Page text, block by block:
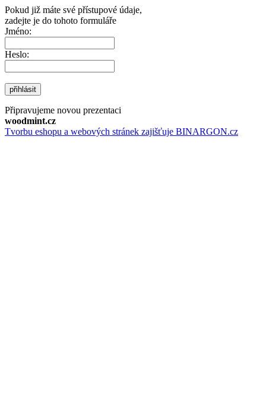
Pokud již máte své přístupové údaje,
zadejte je do tohoto formuláře
Jméno:
Heslo:
přihlásit
Připravujeme novou prezentaci
woodmint.cz
Tvorbu eshopu a webových stránek zajišťuje BINARGON.cz